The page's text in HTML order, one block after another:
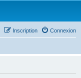
Connexion
Inscription